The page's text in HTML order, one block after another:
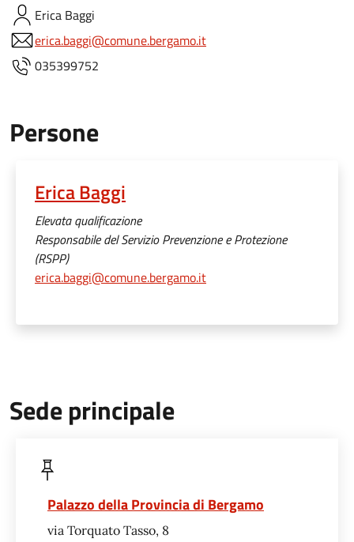
Erica Baggi
erica.baggi@comune.bergamo.it
035399752
Persone
Erica Baggi
Elevata qualificazione
Responsabile del Servizio Prevenzione e Protezione
(RSPP)
erica.baggi@comune.bergamo.it
Sede principale
Palazzo della Provincia di Bergamo
via Torquato Tasso, 8